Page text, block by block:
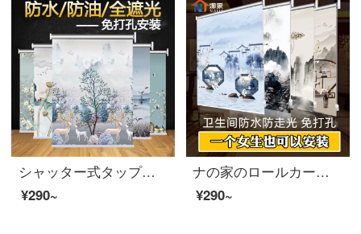
シャッター式タップフリー式遮光トイレの設置、浴室の防水キッチンの窓には油除けのひさしがあります。リフトカーテンの鹿縁は全遮光です。
¥290~
ナの家のロールカーテンが穴を開けずに事務室のトイレの防水バスルームの台所の油を防ぐリビングバルコニーの全遮光日よけの手を引いて昇降カーテンの玉盤の玉景全遮光をインストールします。
¥290~